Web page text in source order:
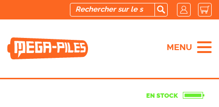
MENU
EN STOCK